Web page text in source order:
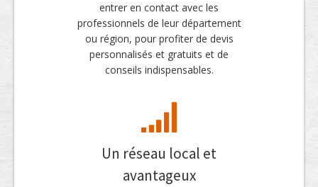
entrer en contact avec les
professionnels de leur département
ou région, pour profiter de devis
personnalisés et gratuits et de
conseils indispensables.
Un réseau local et
avantageux